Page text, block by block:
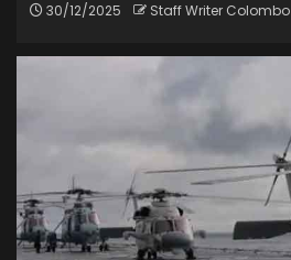
30/12/2025 Staff Writer Colombo